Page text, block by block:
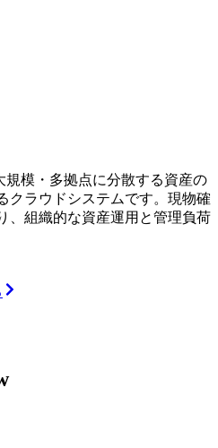
模・多拠点に分散する資産の
ラウドシステムです。現物確
組織的な資産運用と管理負荷